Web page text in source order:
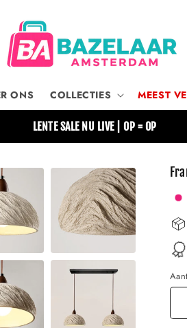
ONS COLLECTIES MEEST
LENTE SALE NU LIVE | OP = OP